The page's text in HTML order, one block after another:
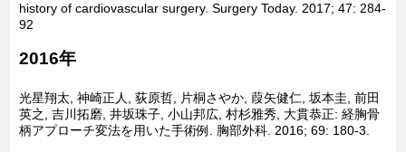
history of cardiovascular surgery. Surgery Today. 2017; 47: 284-
92
2016年
光星翔太, 神崎正人, 荻原哲, 片桐さやか, 葭矢健仁, 坂本圭, 前田
英之, 吉川拓磨, 井坂珠子, 小山邦広, 村杉雅秀, 大貫恭正: 経胸骨
柄アプローチ変法を用いた手術例. 胸部外科. 2016; 69: 180-3.